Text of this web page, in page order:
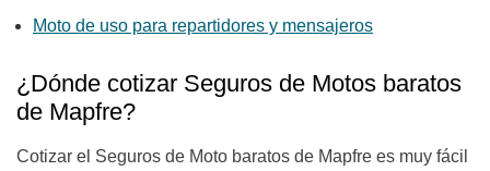
Moto de uso para repartidores y mensajeros
¿Dónde cotizar Seguros de Motos baratos
de Mapfre?
Cotizar el Seguros de Moto baratos de Mapfre es muy fácil